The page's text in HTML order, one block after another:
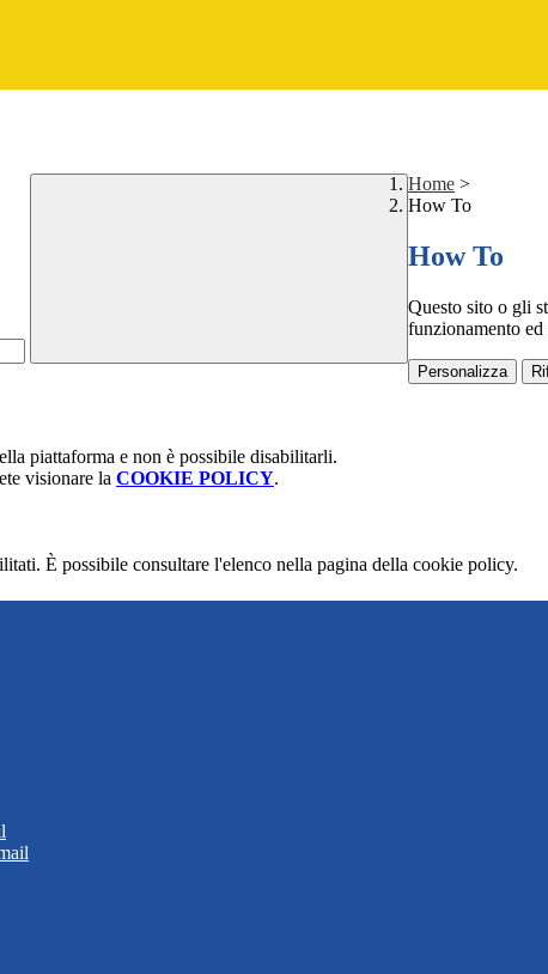
Home >
How To
How To
Questo sito o gli
funzionamento
Personalizza
piattaforma e non è possibile disabilitarli.
visionare la COOKIE POLICY.
È possibile consultare l'elenco nella pagina della cookie policy.